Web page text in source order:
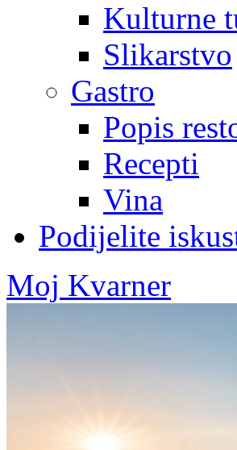
Kulturne
Slikarstvo
Gastro
Popis
Recepti
Vina
Podijelite
Moj Kvarner